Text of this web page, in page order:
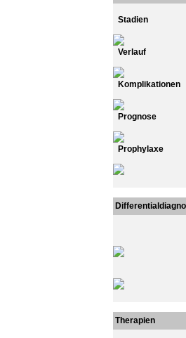
Stadien
Verlauf
Komplikationen
Prognose
Prophylaxe
Therapien